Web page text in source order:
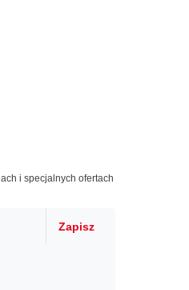
i specjalnych ofertach
Zapisz